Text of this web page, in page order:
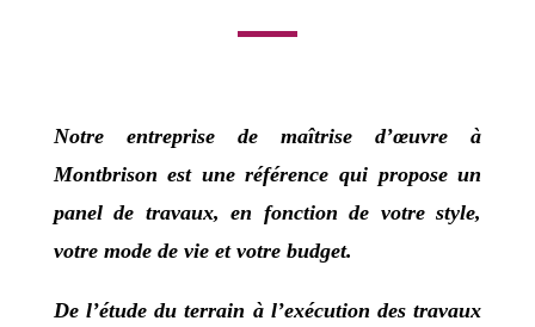
Notre entreprise de maîtrise d’œuvre à
Montbrison est une référence qui propose un
panel de travaux, en fonction de votre style,
votre mode de vie et votre budget.
De l’étude du terrain à l’exécution des travaux